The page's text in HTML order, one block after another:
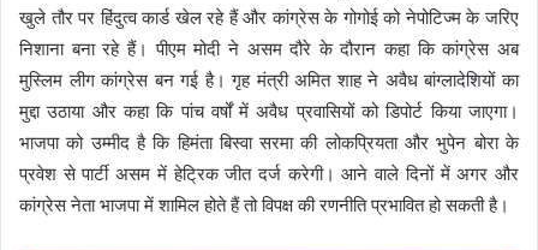
खुले तौर पर हिंदुत्व कार्ड खेल रहे हैं और कांग्रेस के गोगोई को नेपोटिज्म के जरिए
निशाना बना रहे हैं। पीएम मोदी ने असम दौरे के दौरान कहा कि कांग्रेस अब
मुस्लिम लीग कांग्रेस बन गई है। गृह मंत्री अमित शाह ने अवैध बांग्लादेशियों का
मुद्दा उठाया और कहा कि पांच वर्षों में अवैध प्रवासियों को डिपोर्ट किया जाएगा।
भाजपा को उम्मीद है कि हिमंता बिस्वा सरमा की लोकप्रियता और भुपेन बोरा के
प्रवेश से पार्टी असम में हेट्रिक जीत दर्ज करेगी। आने वाले दिनों में अगर और
कांग्रेस नेता भाजपा में शामिल होते हैं तो विपक्ष की रणनीति प्रभावित हो सकती है।